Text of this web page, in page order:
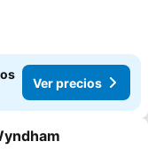
Ver precios
favoritos